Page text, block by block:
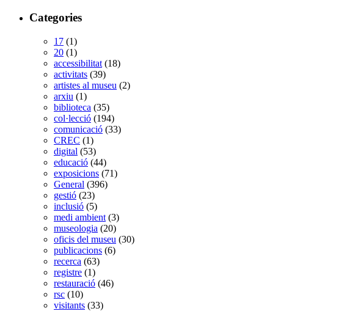
Categories
17 (1)
20 (1)
accessibilitat (18)
activitats (39)
artistes al museu (2)
arxiu (1)
biblioteca (35)
col·lecció (194)
comunicació (33)
CREC (1)
digital (53)
educació (44)
exposicions (71)
General (396)
gestió (23)
inclusió (5)
medi ambient (3)
museologia (20)
oficis del museu (30)
publicacions (6)
recerca (63)
registre (1)
restauració (46)
rsc (10)
visitants (33)